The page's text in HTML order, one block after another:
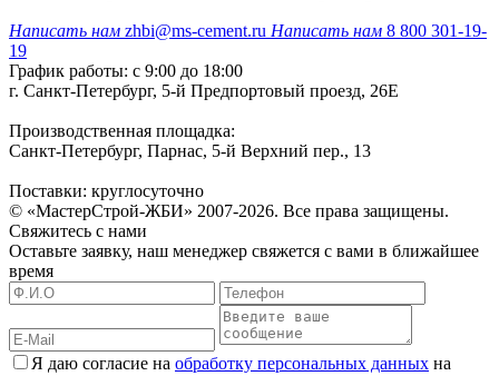
Написать нам zhbi@ms-cement.ru Написать нам 8 800 301-19-
19
График работы: с 9:00 до 18:00
г. Санкт-Петербург, 5-й Предпортовый проезд, 26Е
Производственная площадка:
Санкт-Петербург, Парнас, 5-й Верхний пер., 13
Поставки: круглосуточно
© «МастерСтрой-ЖБИ» 2007-2026. Все права защищены.
Свяжитесь с нами
Оставьте заявку, наш менеджер свяжется с вами в ближайшее
время
Я даю согласие на обработку персональных данных на